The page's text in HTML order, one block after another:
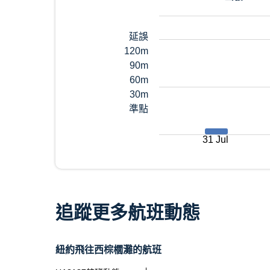
延誤
120m
90m
60m
30m
準點
31 Jul
追蹤更多航班動態
紐約飛往西棕櫚灘的航班